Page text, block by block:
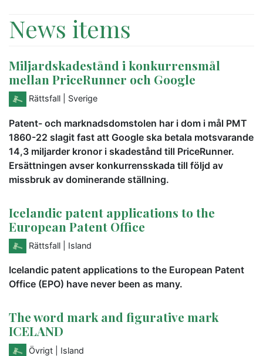
News items
Miljardskadestånd i konkurrensmål
mellan PriceRunner och Google
Rättsfall | Sverige
Patent- och marknadsdomstolen har i dom i mål PMT
1860-22 slagit fast att Google ska betala motsvarande
14,3 miljarder kronor i skadestånd till PriceRunner.
Ersättningen avser konkurrensskada till följd av
missbruk av dominerande ställning.
Icelandic patent applications to the
European Patent Office
Rättsfall | Island
Icelandic patent applications to the European Patent
Office (EPO) have never been as many.
The word mark and figurative mark
ICELAND
Övrigt | Island